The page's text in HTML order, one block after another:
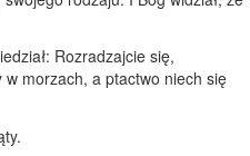
Rozradzajcie się,
w morzach, a ptactwo niech się